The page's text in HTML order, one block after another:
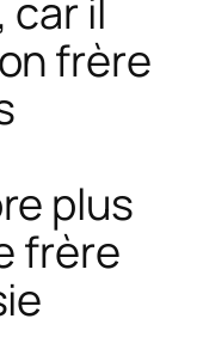
il
frère
plus
frère